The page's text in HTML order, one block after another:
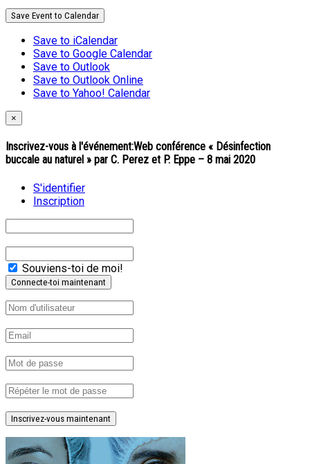
Save Event to Calendar
Save to iCalendar
Save to Google Calendar
Save to Outlook
Save to Outlook Online
Save to Yahoo! Calendar
×
Inscrivez-vous à l'événement:Web conférence « Désinfection
buccale au naturel » par C. Perez et P. Eppe – 8 mai 2020
S'identifier
Inscription
Souviens-toi de moi!
Inscrivez-vous maintenant